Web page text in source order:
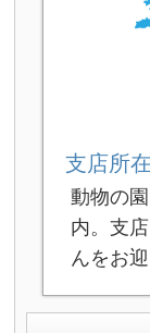
支店所
動物の
内。支
んをお